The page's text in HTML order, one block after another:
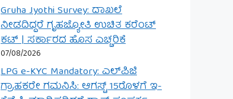
Gruha Jyothi Survey: ದಾಖಲೆ
ನೀಡದಿದ್ದರೆ ಗೃಹಜ್ಯೋತಿ ಉಚಿತ ಕರೆಂಟ್
ಕಟ್ | ಸರ್ಕಾರದ ಹೊಸ ಎಚ್ಚರಿಕೆ
07/08/2026
LPG e-KYC Mandatory: ಎಲ್‌ಪಿಜಿ
ಗ್ರಾಹಕರೇ ಗಮನಿಸಿ: ಆಗಸ್ಟ್ 15ರೊಳಗೆ ಇ-